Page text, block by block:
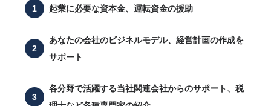
起業に必要な資本金、運転資金の援助
あなたの会社のビジネルモデル、経営計画の作成を
サポート
各分野で活躍する当社関連会社からのサポート、 税